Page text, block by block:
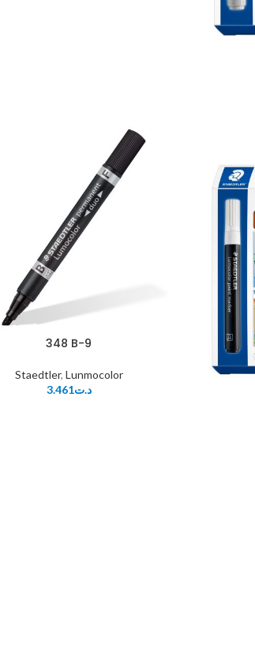
348 B-9
Staedtler, Lunmocolor
د.ت3.461